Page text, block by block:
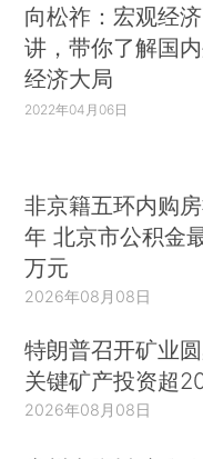
向松祚：宏观经
讲，带你了解国
经济大局
2022年04月06日
非京籍五环内购
年 北京市公积金
万元
2026年08月08日
特朗普召开矿业
关键矿产投资超
2026年08月08日